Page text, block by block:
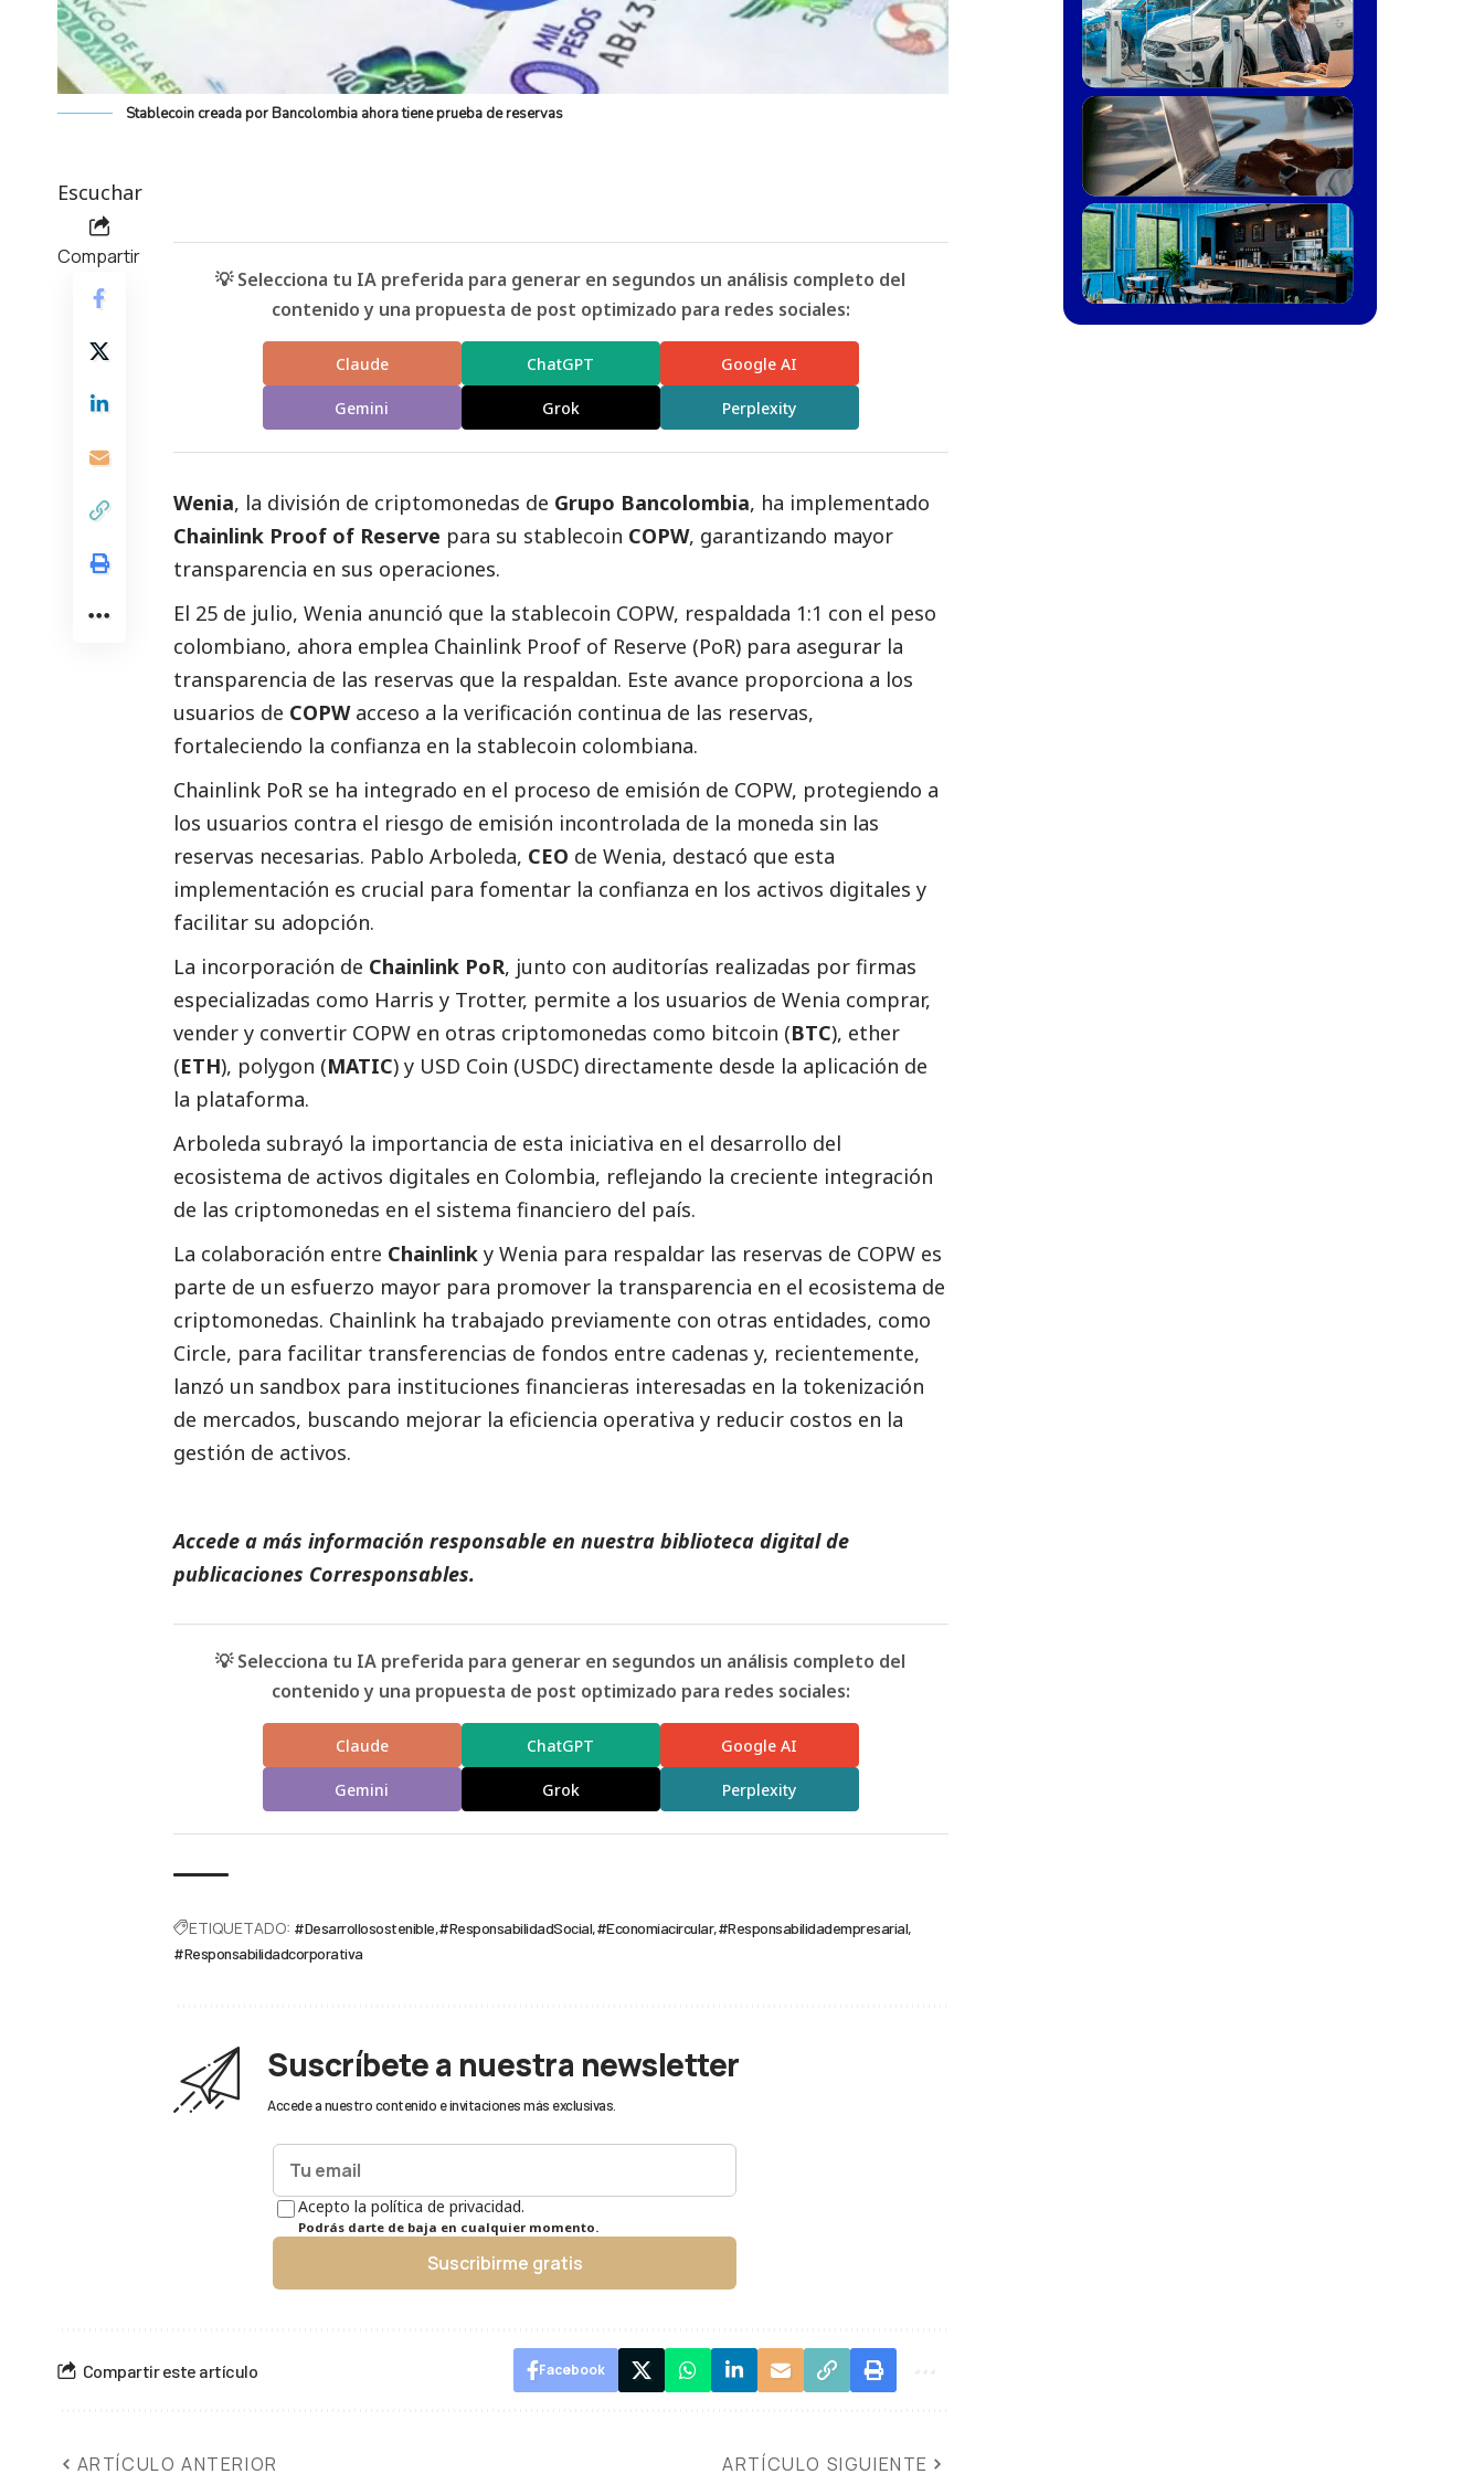
Stablecoin creada por Bancolombia ahora tiene prueba de reservas
Escuchar
Compartir
💡 Selecciona tu IA preferida para generar en segundos un análisis completo del
contenido y una propuesta de post optimizado para redes sociales:
Claude ChatGPT Google AI
Gemini Grok Perplexity
Wenia, la división de criptomonedas de Grupo Bancolombia, ha implementado
Chainlink Proof of Reserve para su stablecoin COPW, garantizando mayor
transparencia en sus operaciones.
El 25 de julio, Wenia anunció que la stablecoin COPW, respaldada 1:1 con el peso
colombiano, ahora emplea Chainlink Proof of Reserve (PoR) para asegurar la
transparencia de las reservas que la respaldan. Este avance proporciona a los
usuarios de COPWacceso a la verificación continua de las reservas,
fortaleciendo la confianza en la stablecoin colombiana.
Chainlink PoR se ha integrado en el proceso de emisión de COPW, protegiendo a
los usuarios contra el riesgo de emisión incontrolada de la moneda sin las
reservas necesarias. Pablo Arboleda, CEO de Wenia, destacó que esta
implementación es crucial para fomentar la confianza en los activos digitales y
facilitar su adopción.
La incorporación de Chainlink PoR, junto con auditorías realizadas por firmas
especializadas como Harris y Trotter, permite a los usuarios de Wenia comprar,
vender y convertir COPW en otras criptomonedas como bitcoin (BTC), ether
(ETH), polygon (MATIC) y USD Coin (USDC) directamente desde la aplicación de
la plataforma.
Arboleda subrayó la importancia de esta iniciativa en el desarrollo del
ecosistema de activos digitales en Colombia, reflejando la creciente integración
de las criptomonedas en el sistema financiero del país.
La colaboración entre Chainlink y Wenia para respaldar las reservas de COPW es
parte de un esfuerzo mayor para promover la transparencia en el ecosistema de
criptomonedas. Chainlink ha trabajado previamente con otras entidades, como
Circle, para facilitar transferencias de fondos entre cadenas y, recientemente,
lanzó un sandbox para instituciones financieras interesadas en la tokenización
de mercados, buscando mejorar la eficiencia operativa y reducir costos en la
gestión de activos.
Accede a más información responsable en nuestra biblioteca digital de
publicaciones Corresponsables.
💡 Selecciona tu IA preferida para generar en segundos un análisis completo del
contenido y una propuesta de post optimizado para redes sociales:
Claude ChatGPT Google AI
Gemini Grok Perplexity
ETIQUETADO: #Desarrollosostenible #ResponsabilidadSocial #Economíacircular #Responsabilidadempresarial
#Responsabilidadcorporativa
Suscríbete a nuestra newsletter
Accede a nuestro contenido e invitaciones más exclusivas.
Acepto la política de privacidad.
Podrás darte de baja en cualquier momento.
Suscribirme gratis
Compartir este artículo Facebook
ARTÍCULO ANTERIOR ARTÍCULO SIGUIENTE